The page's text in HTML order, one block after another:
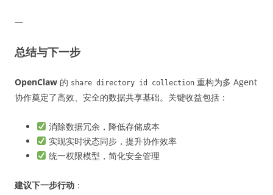
—
总结与下一步
OpenClaw 的 share directory id collection 重构为多 Agent
协作奠定了高效、安全的数据共享基础。关键收益包括：
消除数据冗余，降低存储成本
实现实时状态同步，提升协作效率
统一权限模型，简化安全管理
建议下一步行动 ：